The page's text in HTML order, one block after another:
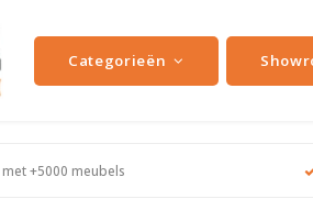
Categorieën
+5000 meubels